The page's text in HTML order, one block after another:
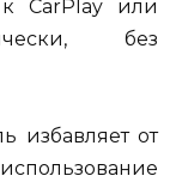
CarPlay или
без
избавляет от